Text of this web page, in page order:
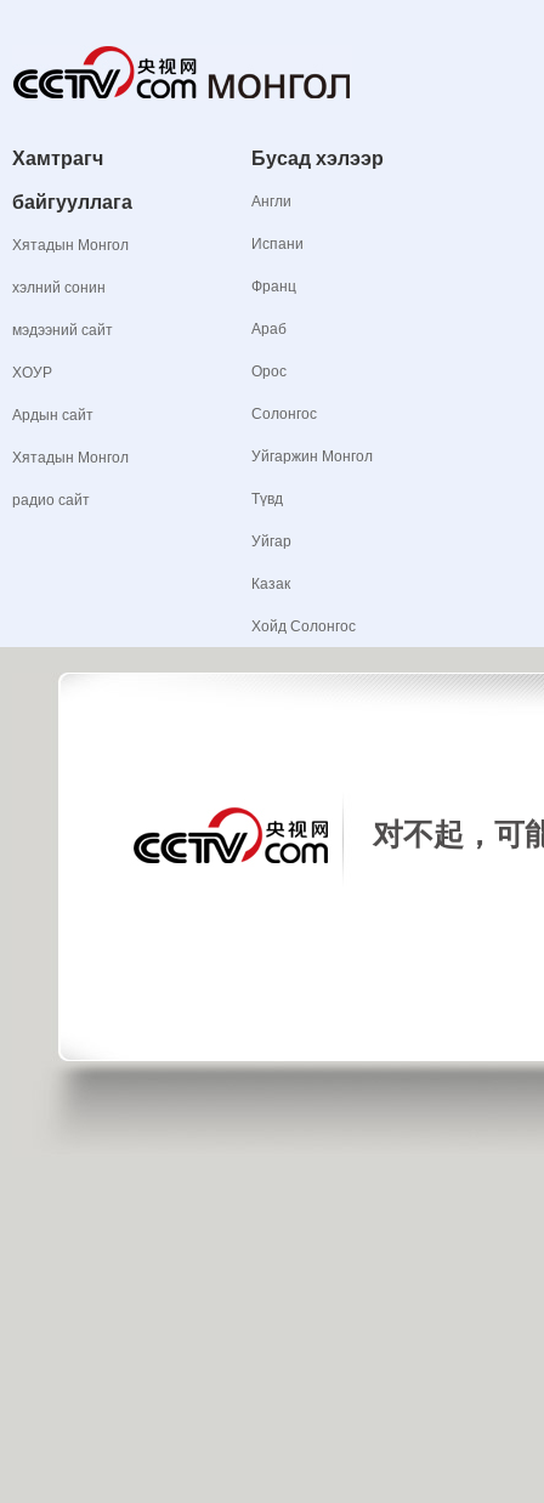
Хамтрагч
байгууллага
Хятадын Монгол
хэлний сонин
мэдээний сайт
ХОУР
Ардын сайт
Хятадын Монгол
радио сайт
Бусад хэлээр
Англи
Испани
Франц
Араб
Орос
Солонгос
Уйгаржин Монгол
Түвд
Уйгар
Казак
Хойд Солонгос
Copyright © 2015 China Central Television. All rights reserved.
对不起，可